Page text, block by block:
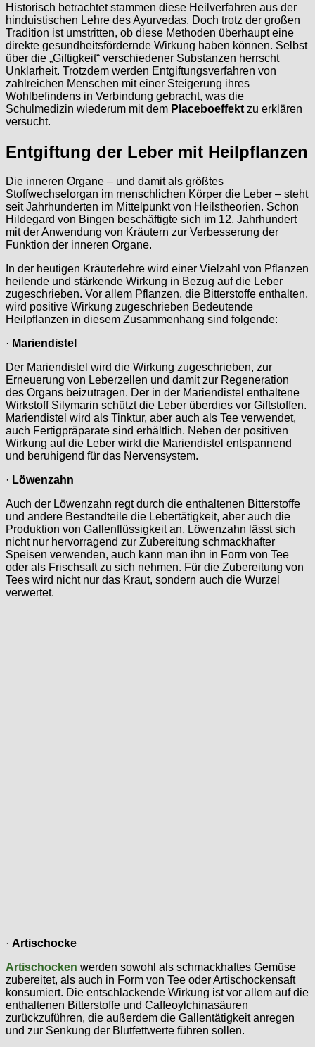
Historisch betrachtet stammen diese Heilverfahren aus der
hinduistischen Lehre des Ayurvedas. Doch trotz der großen
Tradition ist umstritten, ob diese Methoden überhaupt eine
direkte gesundheitsfördernde Wirkung haben können. Selbst
über die „Giftigkeit“ verschiedener Substanzen herrscht
Unklarheit. Trotzdem werden Entgiftungsverfahren von
zahlreichen Menschen mit einer Steigerung ihres
Wohlbefindens in Verbindung gebracht, was die
Schulmedizin wiederum mit dem Placeboeffekt zu erklären
versucht.
Entgiftung der Leber mit Heilpflanzen
Die inneren Organe – und damit als größtes
Stoffwechselorgan im menschlichen Körper die Leber – steht
seit Jahrhunderten im Mittelpunkt von Heilstheorien. Schon
Hildegard von Bingen beschäftigte sich im 12. Jahrhundert
mit der Anwendung von Kräutern zur Verbesserung der
Funktion der inneren Organe.
In der heutigen Kräuterlehre wird einer Vielzahl von Pflanzen
heilende und stärkende Wirkung in Bezug auf die Leber
zugeschrieben. Vor allem Pflanzen, die Bitterstoffe enthalten,
wird positive Wirkung zugeschrieben Bedeutende
Heilpflanzen in diesem Zusammenhang sind folgende:
· Mariendistel
Der Mariendistel wird die Wirkung zugeschrieben, zur
Erneuerung von Leberzellen und damit zur Regeneration
des Organs beizutragen. Der in der Mariendistel enthaltene
Wirkstoff Silymarin schützt die Leber überdies vor Giftstoffen.
Mariendistel wird als Tinktur, aber auch als Tee verwendet,
auch Fertigpräparate sind erhältlich. Neben der positiven
Wirkung auf die Leber wirkt die Mariendistel entspannend
und beruhigend für das Nervensystem.
· Löwenzahn
Auch der Löwenzahn regt durch die enthaltenen Bitterstoffe
und andere Bestandteile die Lebertätigkeit, aber auch die
Produktion von Gallenflüssigkeit an. Löwenzahn lässt sich
nicht nur hervorragend zur Zubereitung schmackhafter
Speisen verwenden, auch kann man ihn in Form von Tee
oder als Frischsaft zu sich nehmen. Für die Zubereitung von
Tees wird nicht nur das Kraut, sondern auch die Wurzel
verwertet.
· Artischocke
Artischocken werden sowohl als schmackhaftes Gemüse
zubereitet, als auch in Form von Tee oder Artischockensaft
konsumiert. Die entschlackende Wirkung ist vor allem auf die
enthaltenen Bitterstoffe und Caffeoylchinasäuren
zurückzuführen, die außerdem die Gallentätigkeit anregen
und zur Senkung der Blutfettwerte führen sollen.